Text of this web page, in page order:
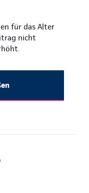
für das Alter
nicht